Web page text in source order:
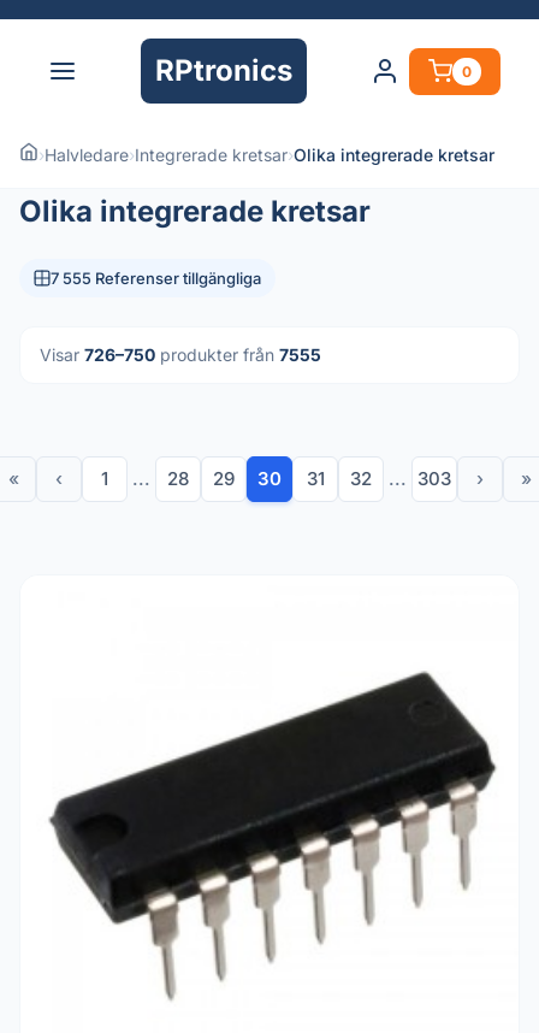
RPtronics 0
›Halvledare›Integrerade kretsar›Olika integrerade kretsar
Olika integrerade kretsar
7 555 Referenser tillgängliga
Visar 726–750 produkter från 7555
« ‹ 1 ... 28 29 30 31 32 ... 303 › »